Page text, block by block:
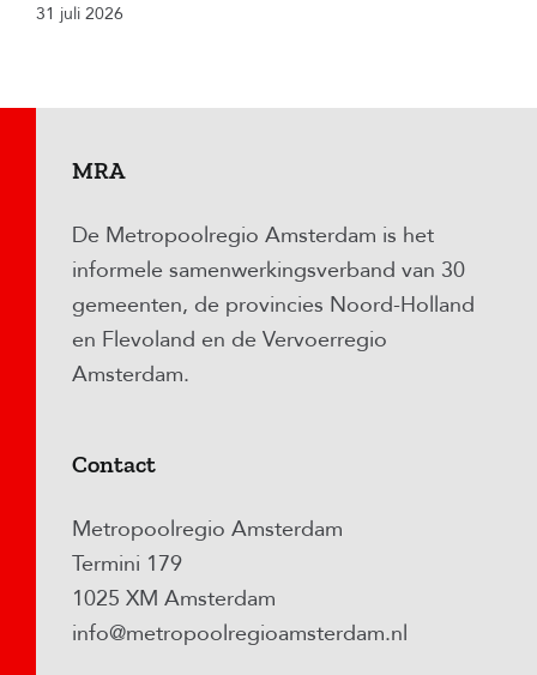
31 juli 2026
MRA
De Metropoolregio Amsterdam is het
informele samenwerkingsverband van 30
gemeenten, de provincies Noord-Holland
en Flevoland en de Vervoerregio
Amsterdam.
Contact
Metropoolregio Amsterdam
Termini 179
1025 XM Amsterdam
info@metropoolregioamsterdam.nl